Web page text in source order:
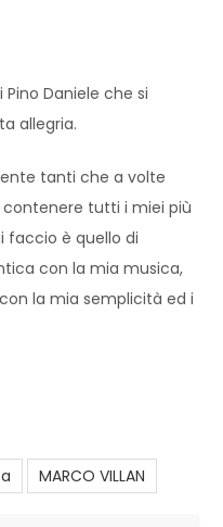
Daniele che si
allegria.
tanti che a volte
tutti i miei più
faccio è quello di
con la mia musica,
la mia semplicità ed i
MARCO VILLAN